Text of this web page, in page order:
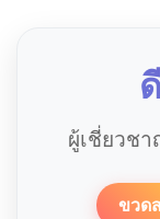
ผู้เชี่ยวช
ขวด